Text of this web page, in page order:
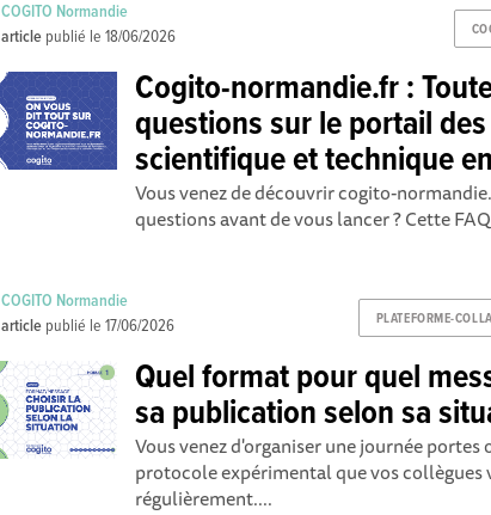
COGITO Normandie
article publié le18/06/2026
Cogito-normandie.fr :
questions sur le portail
scientifique et technique
Vous venez de découvrir cogito-
questions avant de vous lancer ? Cette
PLATEFORME-
COGITO Normandie
article publié le17/06/2026
Quel format pour quel
sa publication selon sa
Vous venez d'organiser une journée portes
protocole expérimental que vos collègues
régulièrement....